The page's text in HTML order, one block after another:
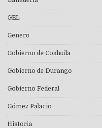
GEL
Genero
Gobierno de Coahuila
Gobierno de Durango
Gobierno Federal
Gómez Palacio
Historia